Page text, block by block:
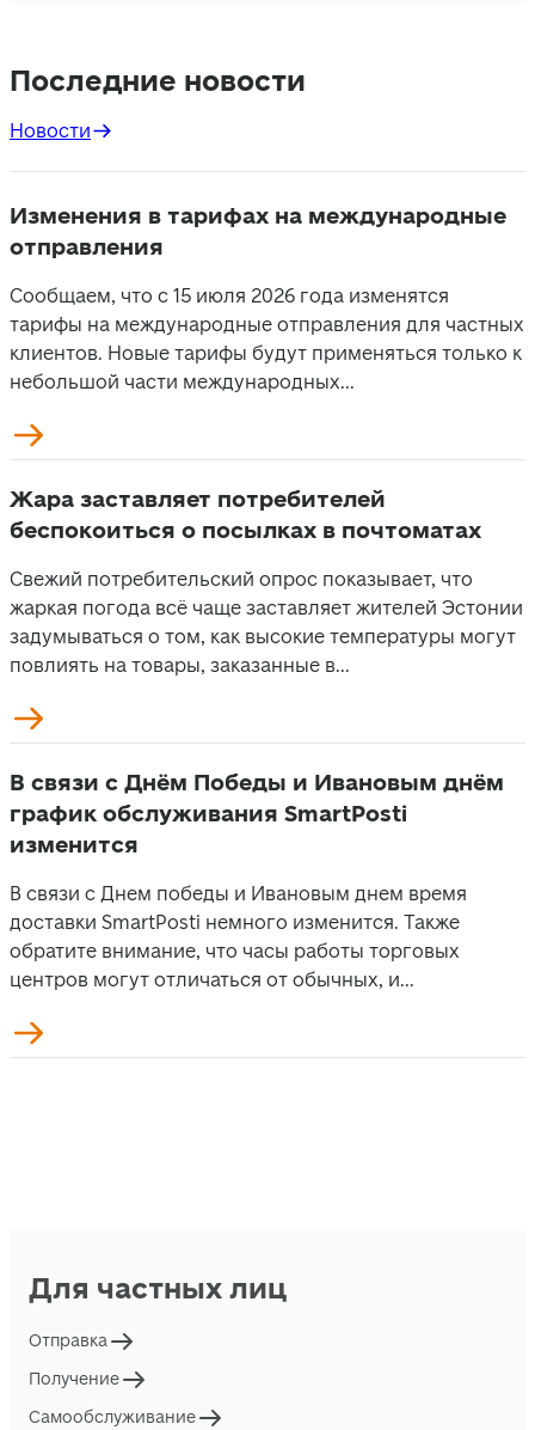
Последние новости
Новости
Изменения в тарифах на международные
отправления
Сообщаем, что с 15 июля 2026 года изменятся
тарифы на международные отправления для частных
клиентов. Новые тарифы будут применяться только к
небольшой части международных...
Жара заставляет потребителей
беспокоиться о посылках в почтоматах
Свежий потребительский опрос показывает, что
жаркая погода всё чаще заставляет жителей Эстонии
задумываться о том, как высокие температуры могут
повлиять на товары, заказанные в...
В связи с Днём Победы и Ивановым днём
график обслуживания SmartPosti
изменится
В связи с Днем победы и Ивановым днем время
доставки SmartPosti немного изменится. Также
обратите внимание, что часы работы торговых
центров могут отличаться от обычных, и...
Для частных лиц
Отправка
Получение
Самообслуживание